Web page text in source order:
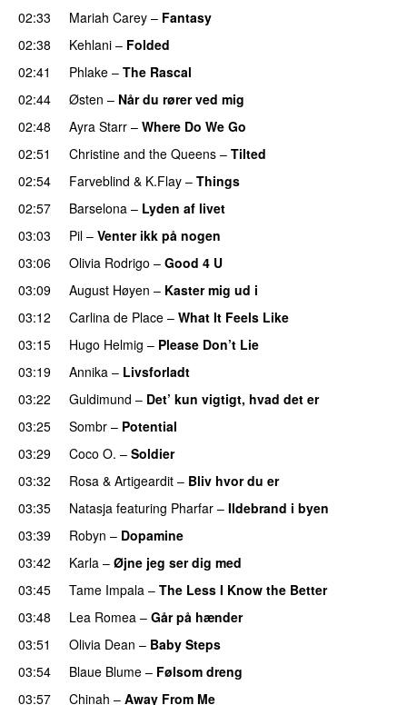
02:33 Mariah Carey – Fantasy
02:38
Kehlani – Folded
02:41 Phlake – The Rascal
02:44
Østen – Når du rører ved mig
02:48
Ayra Starr – Where Do We Go
02:51 Christine and the Queens – Tilted
02:54
Farveblind & K.Flay – Things
02:57 Barselona – Lyden af livet
03:03
Pil – Venter ikk på nogen
03:06
Olivia Rodrigo – Good 4 U
03:09
August Høyen – Kaster mig ud i
03:12 Carlina de Place – What It Feels Like
03:15 Hugo Helmig – Please Don’t Lie
03:19 Annika – Livsforladt
03:22
Guldimund – Det’ kun vigtigt, hvad det er
03:25 Sombr – Potential
03:29 Coco O. – Soldier
03:32
Rosa & Artigeardit – Bliv hvor du er
03:35 Natasja featuring Pharfar – Ildebrand i byen
03:39 Robyn – Dopamine
03:42 Karla – Øjne jeg ser dig med
03:45
Tame Impala – The Less I Know the Better
03:48
Lea Romea – Går på hænder
03:51
Olivia Dean – Baby Steps
03:54
Blaue Blume – Følsom dreng
03:57
Chinah – Away From Me